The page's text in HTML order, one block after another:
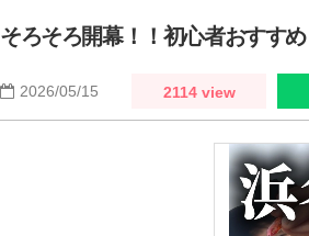
そろそろ開幕！！初心者おすす
2026/05/15 2114 view